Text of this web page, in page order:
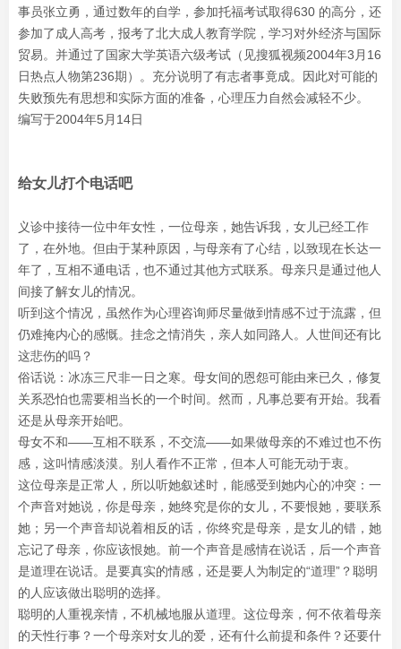
事员张立勇，通过数年的自学，参加托福考试取得630 的高分，还
参加了成人高考，报考了北大成人教育学院，学习对外经济与国际
贸易。并通过了国家大学英语六级考试（见搜狐视频2004年3月16
日热点人物第236期）。充分说明了有志者事竟成。因此对可能的
失败预先有思想和实际方面的准备，心理压力自然会减轻不少。
编写于2004年5月14日
给女儿打个电话吧
义诊中接待一位中年女性，一位母亲，她告诉我，女儿已经工作
了，在外地。但由于某种原因，与母亲有了心结，以致现在长达一
年了，互相不通电话，也不通过其他方式联系。母亲只是通过他人
间接了解女儿的情况。
听到这个情况，虽然作为心理咨询师尽量做到情感不过于流露，但
仍难掩内心的感慨。挂念之情消失，亲人如同路人。人世间还有比
这悲伤的吗？
俗话说：冰冻三尺非一日之寒。母女间的恩怨可能由来已久，修复
关系恐怕也需要相当长的一个时间。然而，凡事总要有开始。我看
还是从母亲开始吧。
母女不和——互相不联系，不交流——如果做母亲的不难过也不伤
感，这叫情感淡漠。别人看作不正常，但本人可能无动于衷。
这位母亲是正常人，所以听她叙述时，能感受到她内心的冲突：一
个声音对她说，你是母亲，她终究是你的女儿，不要恨她，要联系
她；另一个声音却说着相反的话，你终究是母亲，是女儿的错，她
忘记了母亲，你应该恨她。前一个声音是感情在说话，后一个声音
是道理在说话。是要真实的情感，还是要人为制定的“道理”？聪明
的人应该做出聪明的选择。
聪明的人重视亲情，不机械地服从道理。这位母亲，何不依着母亲
的天性行事？一个母亲对女儿的爱，还有什么前提和条件？还要什